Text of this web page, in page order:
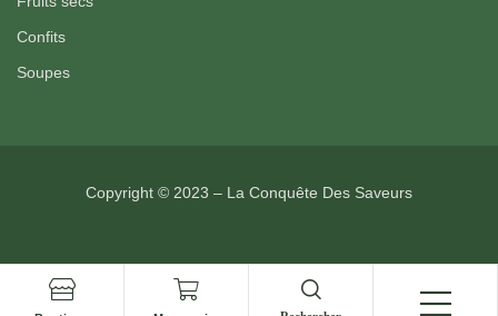
Confits
Soupes
Copyright © 2023 – La Conquête Des Saveurs